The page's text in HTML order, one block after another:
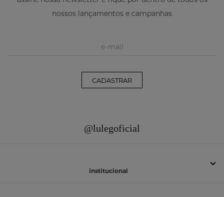
nossos lançamentos e campanhas
CADASTRAR
@lulegoficial
institucional